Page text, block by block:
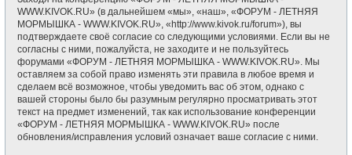
WWW.KIVOK.RU» (в дальнейшем «мы», «наш», «ФОРУМ - ЛЕТНЯЯ
МОРМЫШКА - WWW.KIVOK.RU», «http://www.kivok.ru/forum»), вы
подтверждаете своё согласие со следующими условиями. Если вы не
согласны с ними, пожалуйста, не заходите и не пользуйтесь
форумами «ФОРУМ - ЛЕТНЯЯ МОРМЫШКА - WWW.KIVOK.RU». Мы
оставляем за собой право изменять эти правила в любое время и
сделаем всё возможное, чтобы уведомить вас об этом, однако с
вашей стороны было бы разумным регулярно просматривать этот
текст на предмет изменений, так как использование конференции
«ФОРУМ - ЛЕТНЯЯ МОРМЫШКА - WWW.KIVOK.RU» после
обновления/исправления условий означает ваше согласие с ними.